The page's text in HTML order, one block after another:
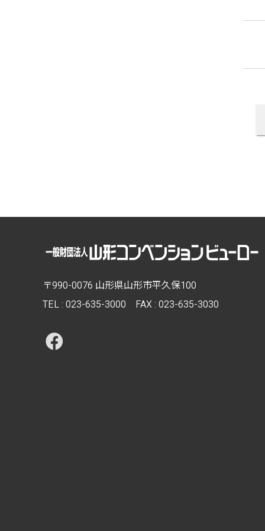
〒990-0076 山形県山形市平久保100
TEL : 023-635-3000 FAX : 023-635-3030